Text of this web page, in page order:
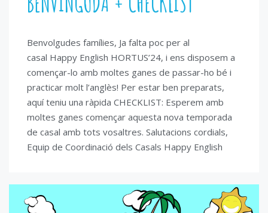
Benvolgudes famílies, Ja falta poc per al
casal Happy English HORTUS’24, i ens disposem a
començar-lo amb moltes ganes de passar-ho bé i
practicar molt l’anglès! Per estar ben preparats,
aquí teniu una ràpida CHECKLIST: Esperem amb
moltes ganes començar aquesta nova temporada
de casal amb tots vosaltres. Salutacions cordials,
Equip de Coordinació dels Casals Happy English